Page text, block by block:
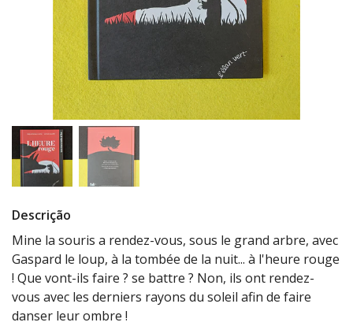
Descrição
Mine la souris a rendez-vous, sous le grand arbre, avec
Gaspard le loup, à la tombée de la nuit... à l'heure rouge
! Que vont-ils faire ? se battre ? Non, ils ont rendez-
vous avec les derniers rayons du soleil afin de faire
danser leur ombre !